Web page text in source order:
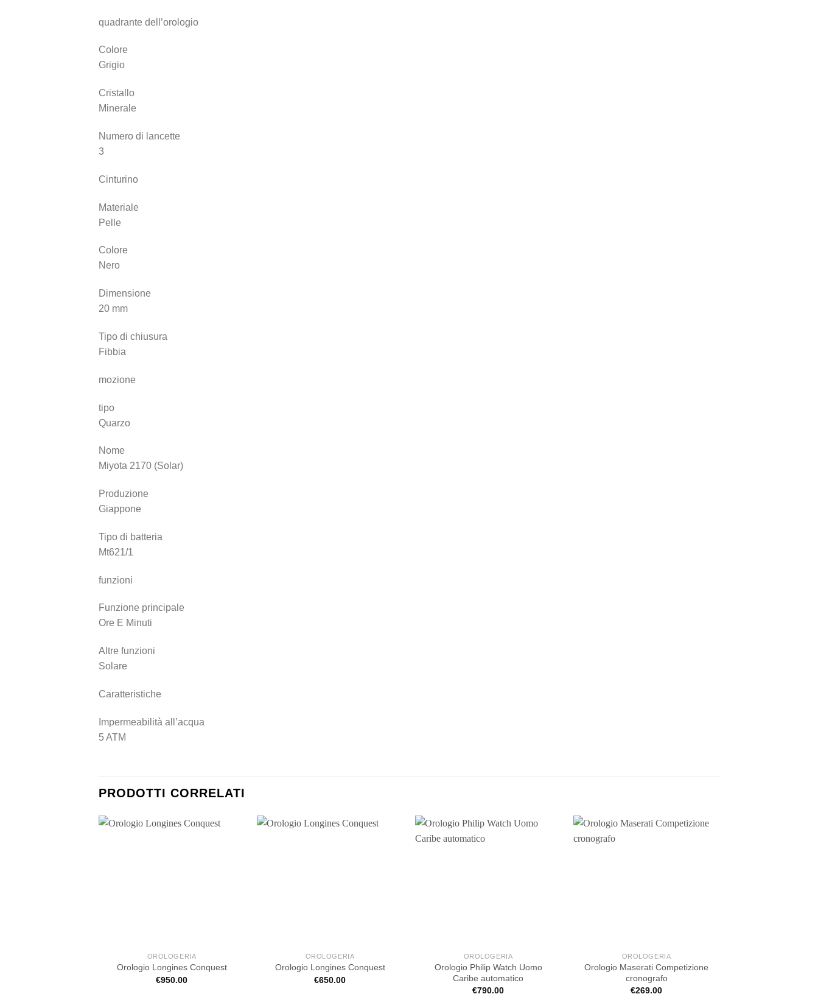
quadrante dell’orologio
Colore
Grigio
Cristallo
Minerale
Numero di lancette
3
Cinturino
Materiale
Pelle
Colore
Nero
Dimensione
20 mm
Tipo di chiusura
Fibbia
mozione
tipo
Quarzo
Nome
Miyota 2170 (Solar)
Produzione
Giappone
Tipo di batteria
Mt621/1
funzioni
Funzione principale
Ore E Minuti
Altre funzioni
Solare
Caratteristiche
Impermeabilità all’acqua
5 ATM
PRODOTTI CORRELATI
OROLOGERIA
Orologio Longines Conquest
€950.00
OROLOGERIA
Orologio Longines Conquest
€650.00
OROLOGERIA
Orologio Philip Watch Uomo
Caribe automatico
€790.00
OROLOGERIA
Orologio Maserati Competizione
cronografo
€269.00